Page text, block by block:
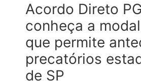
Acordo Direto
conheça a
que permite
precatórios
de SP